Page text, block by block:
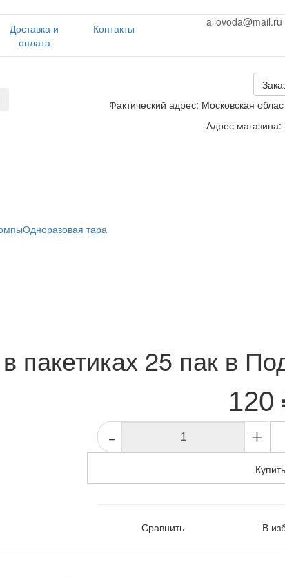
Доставка и
оплата
Контакты allovoda@mail.ru
Фактический адрес: Московская
Адрес
Одноразовая тара
пакетиках 25 пак в
120
- +
Сравнить В